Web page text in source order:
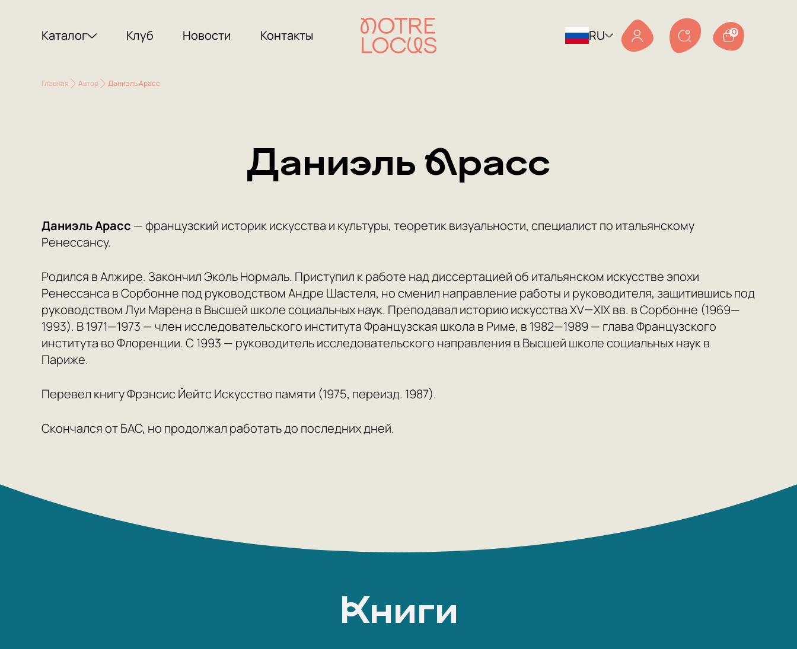
Каталог Клуб Новости Контакты RU 0
Главная Автор Даниэль Арасс
Даниэль Арасс
Даниэль Арасс — французский историк искусства и культуры, теоретик визуальности, специалист по итальянскому
Ренессансу.
Родился в Алжире. Закончил Эколь Нормаль. Приступил к работе над диссертацией об итальянском искусстве эпохи
Ренессанса в Сорбонне под руководством Андре Шастеля, но сменил направление работы и руководителя, защитившись под
руководством Луи Марена в Высшей школе социальных наук. Преподавал историю искусства XV—XIX вв. в Сорбонне (1969—
1993). В 1971—1973 — член исследовательского института Французская школа в Риме, в 1982—1989 — глава Французского
института во Флоренции. С 1993 — руководитель исследовательского направления в Высшей школе социальных наук в
Париже.
Перевел книгу Фрэнсис Йейтс Искусство памяти (1975, переизд. 1987).
Скончался от БАС, но продолжал работать до последних дней.
Книги